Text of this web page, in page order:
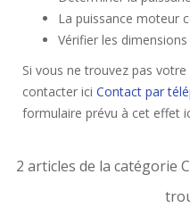
La puissance moteur
Vérifier les
Si vous ne trouvez pas
contacter ici Contact par
formulaire prévu à cet effet
2 articles de la catégorie